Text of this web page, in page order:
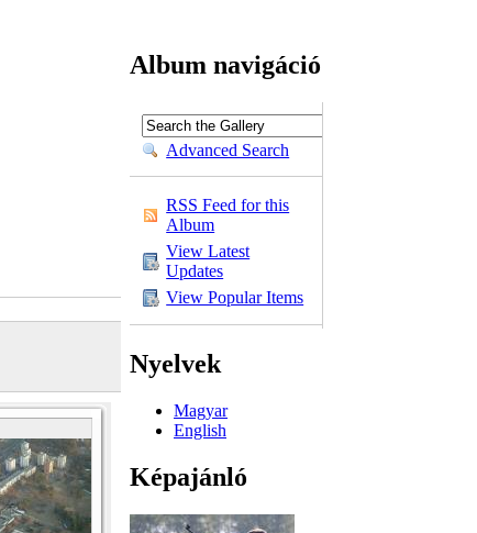
Album navigáció
Advanced Search
RSS Feed for this
Album
View Latest
Updates
View Popular Items
Nyelvek
Magyar
English
Képajánló